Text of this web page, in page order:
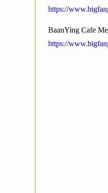
https://
BaanYing Cafe
https://